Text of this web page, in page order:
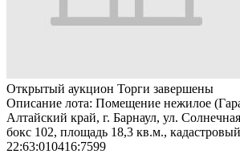
Открытый аукцион Торги завершены
Описание лота: Помещение нежилое
Алтайский край, г. Барнаул, ул.
бокс 102, площадь 18,3 кв.м.,
22:63:010416:7599